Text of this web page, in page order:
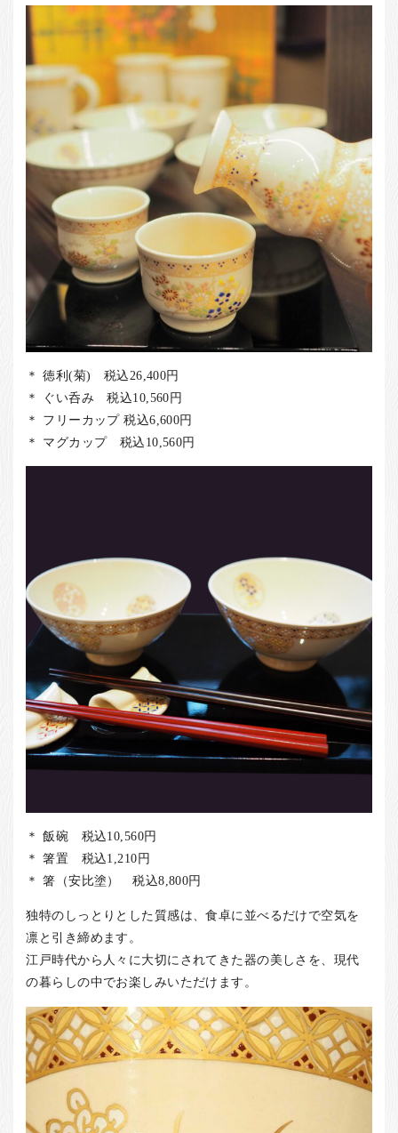
English
＊ 徳利(菊) 税込26,400円
＊ ぐい呑み 税込10,560円
＊ フリーカップ 税込6,600円
＊ マグカップ 税込10,560円
＊ 飯碗 税込10,560円
＊ 箸置 税込1,210円
＊ 箸（安比塗） 税込8,800円
独特のしっとりとした質感は、食卓に並べるだけで空気を
凛と引き締めます。
江戸時代から人々に大切にされてきた器の美しさを、現代
の暮らしの中でお楽しみいただけます。